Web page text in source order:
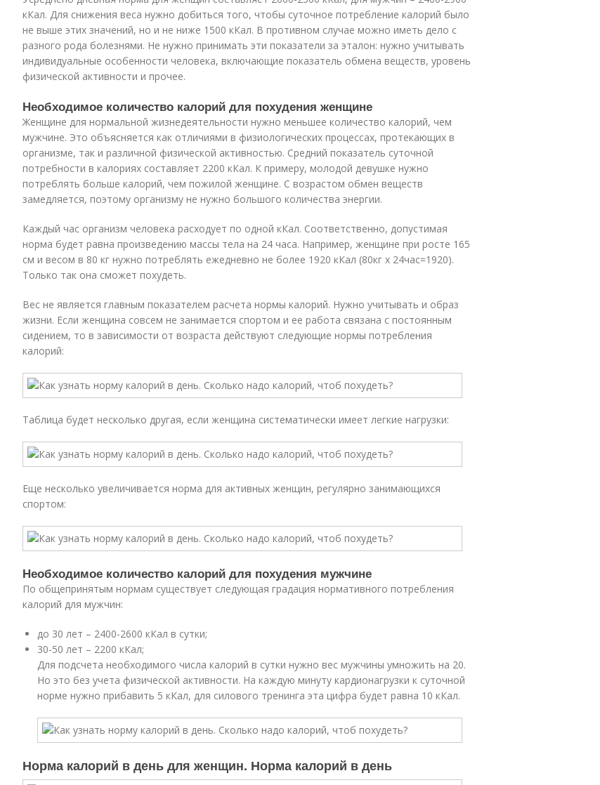
кКал. Для снижения веса нужно добиться того, чтобы суточное потребление калорий было
не выше этих значений, но и не ниже 1500 кКал. В противном случае можно иметь дело с
разного рода болезнями. Не нужно принимать эти показатели за эталон: нужно учитывать
индивидуальные особенности человека, включающие показатель обмена веществ, уровень
физической активности и прочее.
Необходимое количество калорий для похудения женщине
Женщине для нормальной жизнедеятельности нужно меньшее количество калорий, чем
мужчине. Это объясняется как отличиями в физиологических процессах, протекающих в
организме, так и различной физической активностью. Средний показатель суточной
потребности в калориях составляет 2200 кКал. К примеру, молодой девушке нужно
потреблять больше калорий, чем пожилой женщине. С возрастом обмен веществ
замедляется, поэтому организму не нужно большого количества энергии.
Каждый час организм человека расходует по одной кКал. Соответственно, допустимая
норма будет равна произведению массы тела на 24 часа. Например, женщине при росте 165
см и весом в 80 кг нужно потреблять ежедневно не более 1920 кКал (80кг х 24час=1920).
Только так она сможет похудеть.
Вес не является главным показателем расчета нормы калорий. Нужно учитывать и образ
жизни. Если женщина совсем не занимается спортом и ее работа связана с постоянным
сидением, то в зависимости от возраста действуют следующие нормы потребления
калорий:
Таблица будет несколько другая, если женщина систематически имеет легкие нагрузки:
Еще несколько увеличивается норма для активных женщин, регулярно занимающихся
спортом:
Необходимое количество калорий для похудения мужчине
По общепринятым нормам существует следующая градация нормативного потребления
калорий для мужчин:
до 30 лет – 2400-2600 кКал в сутки;
30-50 лет – 2200 кКал;
Для подсчета необходимого числа калорий в сутки нужно вес мужчины умножить на 20.
Но это без учета физической активности. На каждую минуту кардионагрузки к суточной
норме нужно прибавить 5 кКал, для силового тренинга эта цифра будет равна 10 кКал.
Норма калорий в день для женщин. Норма калорий в день